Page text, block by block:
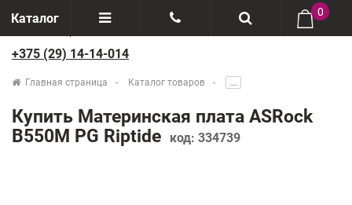
Каталог
Отзывы
Производители
+375(29) 888-44-44
0
+375 (29) 14-14-014
Главная страница Каталог товаров .....
Купить Материнская плата ASRock
B550M PG Riptide
код: 334739